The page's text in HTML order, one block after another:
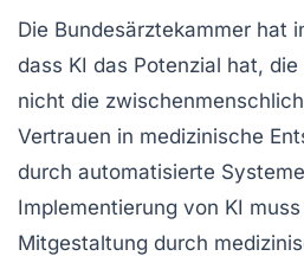
Die Bundesärztekammer hat
dass KI das Potenzial hat,
nicht die
Vertrauen in medizinische
durch automatisierte
Implementierung von KI
Mitgestaltung durch